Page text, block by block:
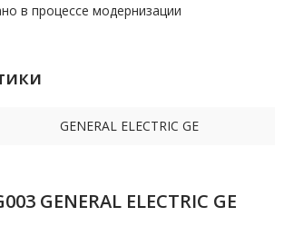
в процессе модернизации
GENERAL ELECTRIC GE
GENERAL ELECTRIC GE